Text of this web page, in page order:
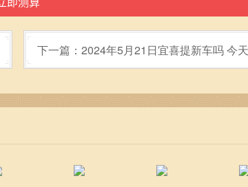
下一篇：2024年5月21日宜喜提新车吗 今